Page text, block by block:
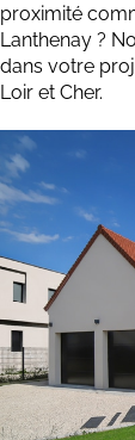
proximité
Lanthenay ?
dans votre
Loir et Cher.